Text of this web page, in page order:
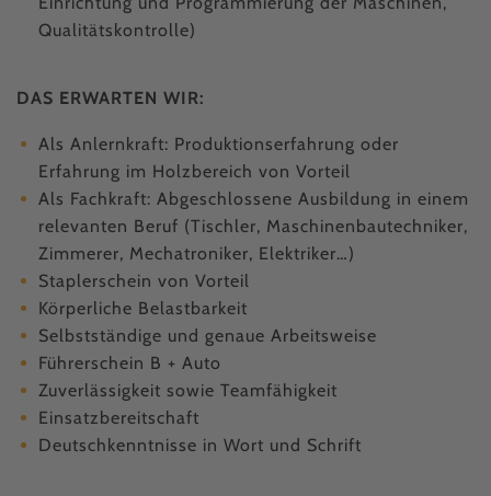
Qualitätskontrolle)
DAS ERWARTEN WIR:
Als Anlernkraft: Produktionserfahrung oder
Erfahrung im Holzbereich von Vorteil
Als Fachkraft: Abgeschlossene Ausbildung in einem
relevanten Beruf (Tischler, Maschinenbautechniker,
Zimmerer, Mechatroniker, Elektriker…)
Staplerschein von Vorteil
Körperliche Belastbarkeit
Selbstständige und genaue Arbeitsweise
Führerschein B + Auto
Zuverlässigkeit sowie Teamfähigkeit
Einsatzbereitschaft
Deutschkenntnisse in Wort und Schrift